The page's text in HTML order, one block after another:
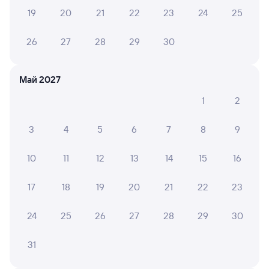
Отзывы пассажиров Туту о поездах
по этому направлению
отрицательные мнения
НАТАЛЬЯ Щ.
Я ехала в первом вагонепоезда 250Н ,мои
19 20 21 22 23 24 25
26 27 28 29 30
Май 2027
1
2
3 4 5 6 7 8 9
10 11 12 13 14 15 16
17 18 19 20 21 22 23
24 25 26 27 28 29 30
31